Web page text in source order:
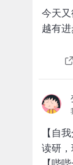
今天
越有
【自
读研